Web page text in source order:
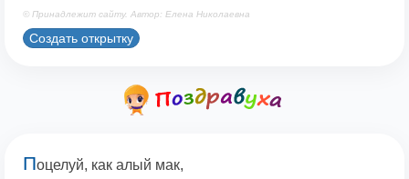
© Принадлежит сайту. Автор: Елена Николаевна
Создать открытку
Поцелуй, как алый мак,